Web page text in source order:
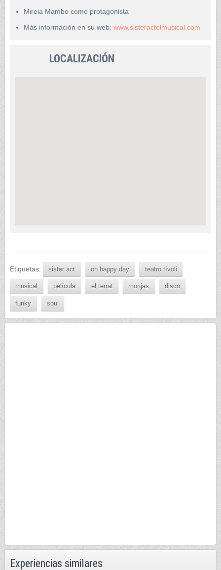
Mireia Mambo como protagonista
Más información en su web: www.sisteractelmusical.com
LOCALIZACIÓN
Etiquetas: sister act oh happy day teatro tívoli
musical película el terrat monjas disco
funky soul
Experiencias similares